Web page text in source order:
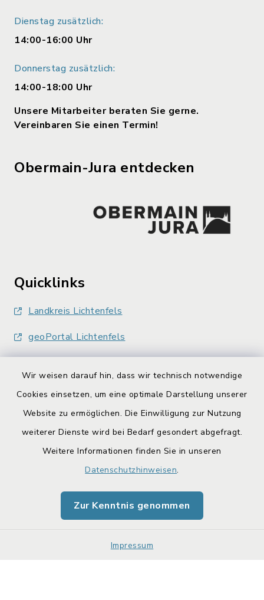
Wir weisen darauf hin, dass wir technisch notwendige
Cookies einsetzen, um eine optimale Darstellung unserer
Website zu ermöglichen. Die Einwilligung zur Nutzung
weiterer Dienste wird bei Bedarf gesondert abgefragt.
Weitere Informationen finden Sie in unseren
Datenschutzhinweisen.
Zur Kenntnis genommen
Impressum
Dienstag zusätzlich:
14:00-16:00 Uhr
Donnerstag zusätzlich:
14:00-18:00 Uhr
Unsere Mitarbeiter beraten Sie gerne.
Vereinbaren Sie einen Termin!
Obermain-Jura entdecken
Quicklinks
Landkreis Lichtenfels
geoPortal Lichtenfels
Barrierefreiheit
Sitemap